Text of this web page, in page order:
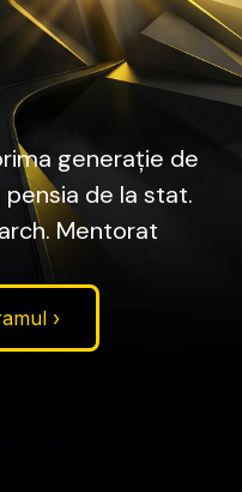
generație de
pensia de la stat.
Mentorat
›